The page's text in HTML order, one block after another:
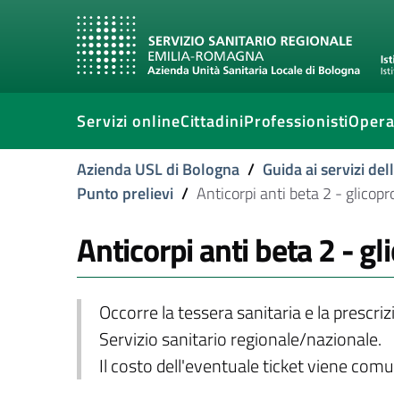
Servizi onlineCittadiniProfessionisti
Azienda USL di Bologna / Guida ai servizi
Punto prelievi / Anticorpi anti beta 2 -
Anticorpi anti beta 2 -
Occorre la tessera sanitaria e la
Servizio sanitario regionale/nazionale.
Il costo dell'eventuale ticket viene